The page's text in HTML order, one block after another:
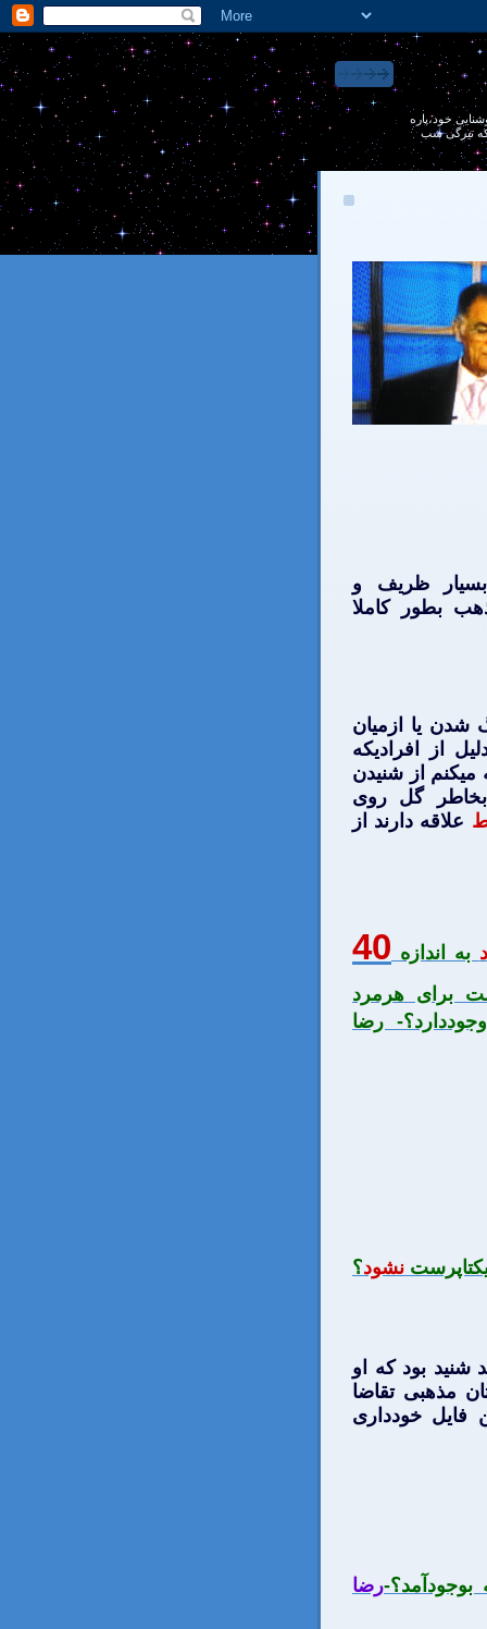
خود،پاره
كه تيرگی شب
ظريف و
بطور كاملا
شدن يا ازميان
از افراديكه
از شنيدن
بخاطر گل روی
علاقه دارند از
به اندازه 40
برای هرمرد
رضا
نشود؟
شنيد بود كه او
مذهبی تقاضا
خودداری
بوجودآمد؟-رضا